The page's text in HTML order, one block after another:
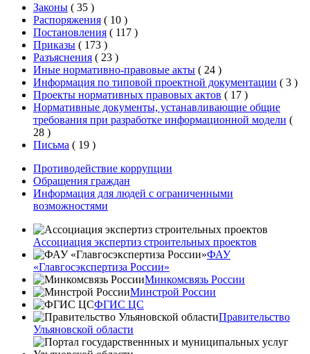
Законы ( 35 )
Распоряжения ( 10 )
Постановления ( 117 )
Приказы ( 173 )
Разъяснения ( 23 )
Иные нормативно-правовые акты ( 24 )
Информация по типовой проектной документации ( 3 )
Проекты нормативных правовых актов ( 17 )
Нормативные документы, устанавливающие общие
требования при разработке информационной модели (
28 )
Письма ( 19 )
Противодействие коррупции
Обращения граждан
Информация для людей с ограниченными
возможностями
Ассоциация экспертиз строительных проектов
ФАУ
«Главгосэкспертиза России»
Минкомсвязь России
Минстрой России
ФГИС ЦС
Правительство
Ульяновской области